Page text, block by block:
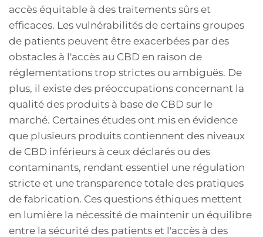
accès équitable à des traitements sûrs et
efficaces. Les vulnérabilités de certains groupes
de patients peuvent être exacerbées par des
obstacles à l'accès au CBD en raison de
réglementations trop strictes ou ambiguës. De
plus, il existe des préoccupations concernant la
qualité des produits à base de CBD sur le
marché. Certaines études ont mis en évidence
que plusieurs produits contiennent des niveaux
de CBD inférieurs à ceux déclarés ou des
contaminants, rendant essentiel une régulation
stricte et une transparence totale des pratiques
de fabrication. Ces questions éthiques mettent
en lumière la nécessité de maintenir un équilibre
entre la sécurité des patients et l'accès à des